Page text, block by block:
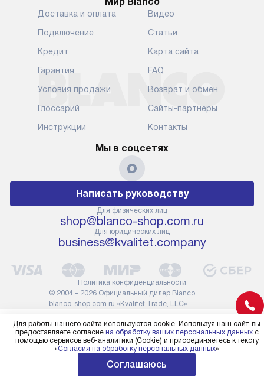
Доставка и оплата
Подключение
Кредит
Гарантия
Условия продажи
Глоссарий
Инструкции
Видео
Статьи
Карта сайта
FAQ
Возврат и обмен
Сайты-партнеры
Контакты
Мы в соцсетях
Написать руководству
Для физических лиц
shop@blanco-shop.com.ru
Для юридических лиц
business@kvalitet.company
© 2004 – 2026 Официальный дилер Blanco
blanco-shop.com.ru «Kvalitet Trade, LLC»
Политика конфиденциальности
Для работы нашего сайта используются cookie. Используя наш сайт, вы
предоставляете согласие на обработку ваших персональных данныхс
помощью сервисов веб-аналитики (Cookie) и присоединяетесь к тексту
«Согласия на обработку персональных данных»
Соглашаюсь